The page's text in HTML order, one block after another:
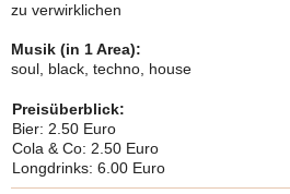
zu verwirklichen
Musik (in 1 Area):
soul, black, techno, house
Preisüberblick:
Bier: 2.50 Euro
Cola & Co: 2.50 Euro
Longdrinks: 6.00 Euro